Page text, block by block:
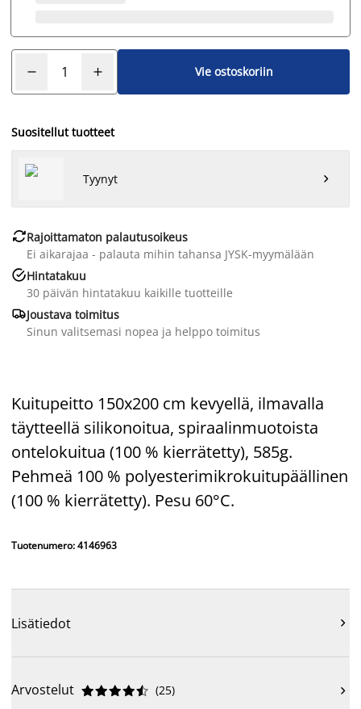
Vie ostoskoriin
Suositellut tuotteet
Tyynyt 
Rajoittamaton palautusoikeus
Ei aikarajaa - palauta mihin tahansa JYSK-myymälään
Hintatakuu
30 päivän hintatakuu kaikille tuotteille
Joustava toimitus
Sinun valitsemasi nopea ja helppo toimitus
Kuitupeitto 150x200 cm kevyellä, ilmavalla
täytteellä silikonoitua, spiraalinmuotoista
ontelokuitua (100 % kierrätetty), 585g.
Pehmeä 100 % polyesterimikrokuitupäällinen
(100 % kierrätetty). Pesu 60°C.
Tuotenumero: 4146963
Lisätiedot 
Arvostelut 




 (25) 